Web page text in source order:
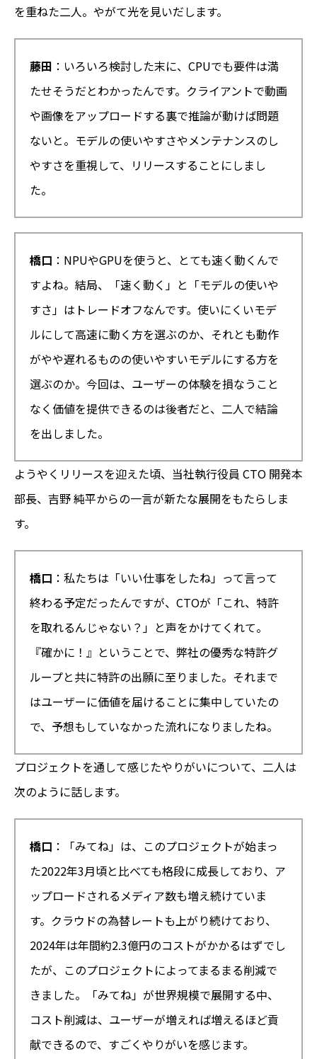
を重ねた二人。やがて光を見いだします。
藤田 ：いろいろ検討した末に、CPUでも要件は満
たせそうだとわかったんです。クライアントで動画
や画像をアップロードする裏で推論が動けば問題
ないと。モデルの使いやすさやメンテナンスのし
やすさを重視して、リリースすることにしまし
た。
橋口 ：NPUやGPUを使うと、とても速く動くんで
すよね。結局、「速く動く」と「モデルの使いや
すさ」はトレードオフなんです。使いにくいモデ
ルにして高速に動く方を選ぶのか、それとも動作
がやや遅れるものの使いやすいモデルにする方を
選ぶのか。今回は、ユーザーの体験を損なうこと
なく価値を提供できるのは後者だと、二人で結論
を出しました。
ようやくリリースを迎えた頃、当社執行役員 CTO 開発本
部長、吉野 純平からの一言が新たな展開をもたらしま
す。
橋口 ：私たちは「いい仕事をしたね」って言って
終わる予定だったんですが、CTOが「これ、特許
を取れるんじゃない？」と声をかけてくれて。
『確かに！』ということで、弊社の優秀な特許グ
ループと共に特許の出願に至りました。それまで
はユーザーに価値を届けることに集中していたの
で、予想もしていなかった流れになりましたね。
プロジェクトを通して感じたやりがいについて、二人は
次のように話します。
橋口 ：「みてね」は、このプロジェクトが始まっ
た2022年3月頃と比べても格段に成長しており、ア
ップロードされるメディア数も増え続けていま
す。クラウドの為替レートも上がり続けており、
2024年は年間約2.3億円のコストがかかるはずでし
たが、このプロジェクトによってまるまる削減で
きました。「みてね」が世界規模で展開する中、
コスト削減は、ユーザーが増えれば増えるほど貢
献できるので、すごくやりがいを感じます。